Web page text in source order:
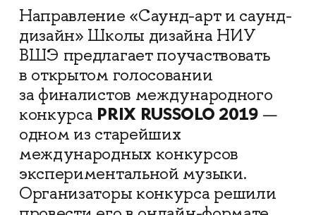
Направление «Саунд-арт и саунд-
дизайн» Школы дизайна НИУ
ВШЭ предлагает поучаствовать
в открытом голосовании
за финалистов международного
конкурса PRIX RUSSOLO 2019 —
одном из старейших
международных конкурсов
экспериментальной музыки.
Организаторы конкурса решили